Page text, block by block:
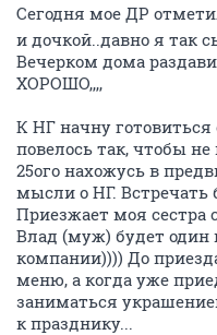
Сегодня мое ДР
и дочкой..давно я так
Вечерком дома
ХОРОШО,,,,
К НГ начну готовиться
повелось так, чтобы
25ого нахожусь в
мысли о НГ. Встречать
Приезжает моя сестра
Влад (муж) будет
компании)))) До
меню, а когда уже
заниматься
к празднику...